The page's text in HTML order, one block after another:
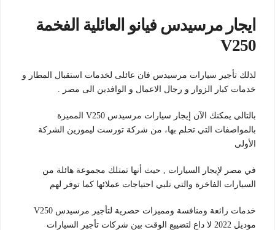
ايجار مرسيدس فيانو العائلية الفخمة
V250
لذلك تأجير سيارات مرسيدس فان عائلى لخدمات استقبال المطار و
خدمات كبار الزوار و رجال الاعمال و الوافدين الى مصر .
بالتالي يمكنك الآن إيجار سيارات مرسيدس V250 المميزة
بالمواصفات التي تحلم بها، من شركة تورست ليموزين الشركة
الأولى
في مصر لإيجار السيارات , حيث أنها تمتلك مجموعة هائلة من
السيارات الفاخرة والتي تلبي احتياجات عملائها كما توفر لهم
خدمات رائعة ومنافسة ومميزات حصرية لتأجير مرسيدس V250
موديل 2022 لا داع لتضييع الوقت بين شركات تأجير السيارات